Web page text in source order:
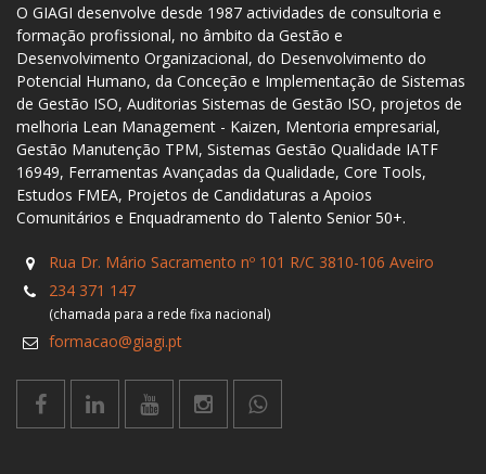
O GIAGI desenvolve desde 1987 actividades de consultoria e
formação profissional, no âmbito da Gestão e
Desenvolvimento Organizacional, do Desenvolvimento do
Potencial Humano, da Conceção e Implementação de Sistemas
de Gestão ISO, Auditorias Sistemas de Gestão ISO, projetos de
melhoria Lean Management - Kaizen, Mentoria empresarial,
Gestão Manutenção TPM, Sistemas Gestão Qualidade IATF
16949, Ferramentas Avançadas da Qualidade, Core Tools,
Estudos FMEA, Projetos de Candidaturas a Apoios
Comunitários e Enquadramento do Talento Senior 50+.
Rua Dr. Mário Sacramento nº 101 R/C 3810-106 Aveiro
234 371 147
(chamada para a rede fixa nacional)
formacao@giagi.pt